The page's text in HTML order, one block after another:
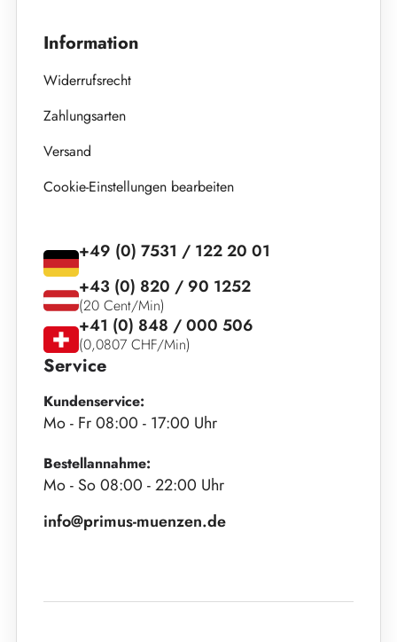
Information
Widerrufsrecht
Zahlungsarten
Versand
Cookie-Einstellungen bearbeiten
Service
Kundenservice:
Mo - Fr 08:00 - 17:00 Uhr
Bestellannahme:
Mo - So 08:00 - 22:00 Uhr
info@primus-muenzen.de
+49 (0) 7531 / 122 20 01
+43 (0) 820 / 90 1252
(20 Cent/Min)
+41 (0) 848 / 000 506
(0,0807 CHF/Min)